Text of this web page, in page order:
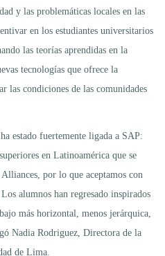
y las problemáticas locales en las
en los estudiantes universitarios
las teorías aprendidas en la
tecnologías que ofrece la
las condiciones de las comunidades
estado fuertemente ligada a SAP:
en Latinoamérica que se
por lo que aceptamos con
alumnos han regresado inspirados
más horizontal, menos jerárquica,
Nadia Rodriguez, Directora de la
de Lima.